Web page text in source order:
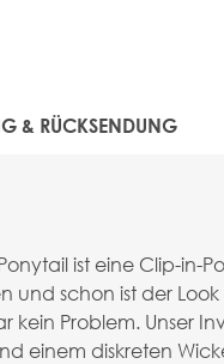
& RÜCKSENDUNG
ist eine Clip-
schon ist der
kein Problem.
einem diskreten